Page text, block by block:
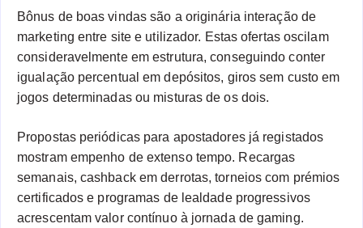
Bônus de boas vindas são a originária interação de
marketing entre site e utilizador. Estas ofertas oscilam
consideravelmente em estrutura, conseguindo conter
igualação percentual em depósitos, giros sem custo em
jogos determinadas ou misturas de os dois.
Propostas periódicas para apostadores já registados
mostram empenho de extenso tempo. Recargas
semanais, cashback em derrotas, torneios com prémios
certificados e programas de lealdade progressivos
acrescentam valor contínuo à jornada de gaming.